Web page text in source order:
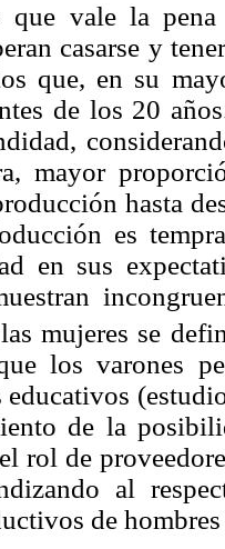
que vale la
casarse y
que, en su
de los 20
mayor
hasta
es
en sus
mujeres se
los varones
de la
rol de
al
de